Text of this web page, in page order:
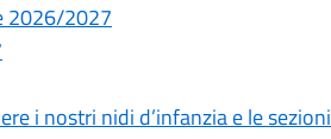
2026/2027
i nostri nidi d’infanzia e le sezioni